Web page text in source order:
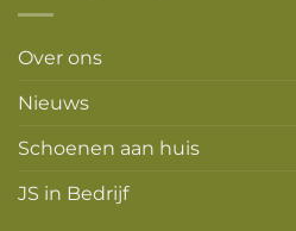
Over ons
Nieuws
Schoenen aan huis
JS in Bedrijf